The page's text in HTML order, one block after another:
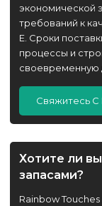
экономической
требований к
E. Сроки
процессы и
своевременную
Свяжитесь С
Хотите ли
запасами?
Rainbow